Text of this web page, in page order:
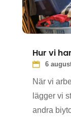
Hur vi
6
När vi
lägger vi
andra